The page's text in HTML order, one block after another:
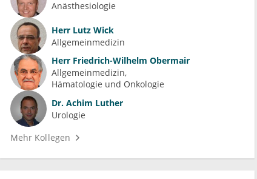
Anästhesiologie
Herr Lutz Wick
Allgemeinmedizin
Herr Friedrich-Wilhelm Obermair
Allgemeinmedizin
Hämatologie und Onkologie
Dr. Achim Luther
Urologie
Mehr Kollegen